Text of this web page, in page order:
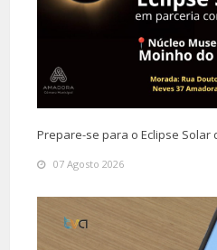
Prepare-se para o Eclipse Solar
07 Agosto 2026